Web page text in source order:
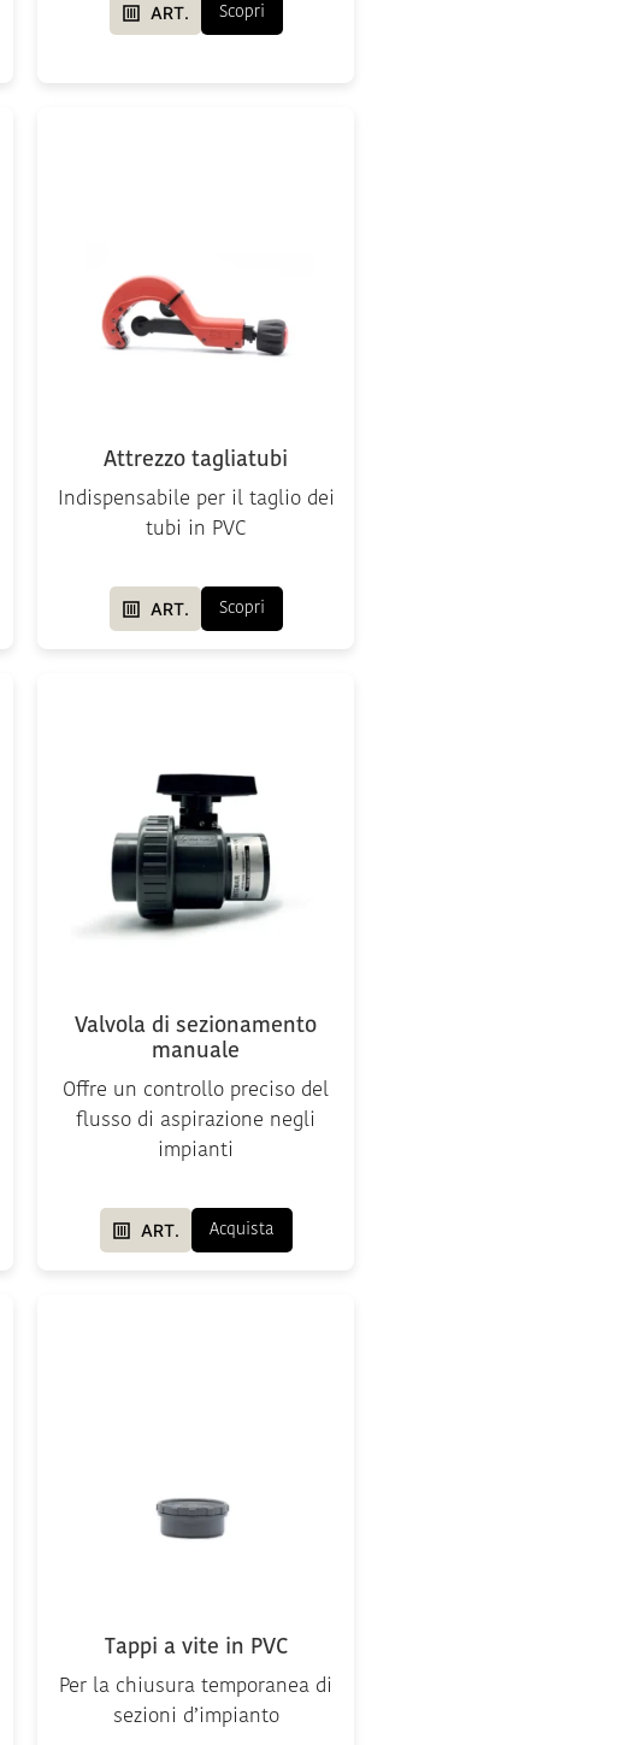
ART. Scopri
Attrezzo tagliatubi
Indispensabile per il taglio dei
tubi in PVC
ART. Scopri
Valvola di sezionamento
manuale
Offre un controllo preciso del
flusso di aspirazione negli
impianti
ART. Acquista
Tappi a vite in PVC
Per la chiusura temporanea di
sezioni d’impianto